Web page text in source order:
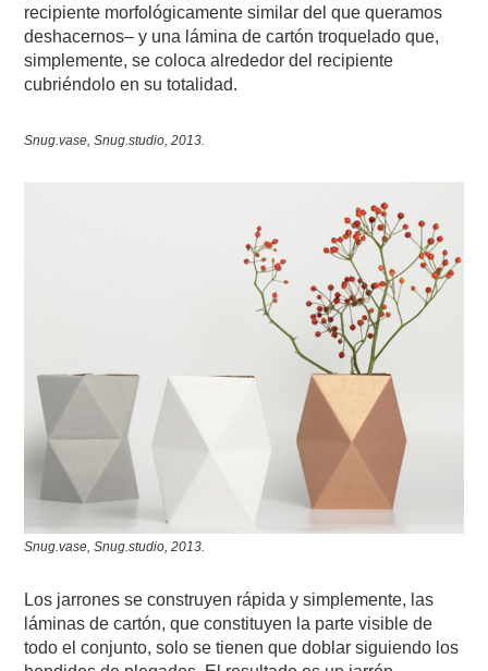
recipiente morfológicamente similar del que queramos
deshacernos– y una lámina de cartón troquelado que,
simplemente, se coloca alrededor del recipiente
cubriéndolo en su totalidad.
Snug.vase, Snug.studio, 2013.
Snug.vase, Snug.studio, 2013.
Los jarrones se construyen rápida y simplemente, las
láminas de cartón, que constituyen la parte visible de
todo el conjunto, solo se tienen que doblar siguiendo los